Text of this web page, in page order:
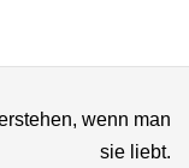
wenn man
sie liebt.